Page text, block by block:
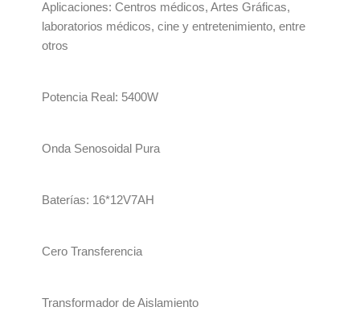
Aplicaciones: Centros médicos, Artes Gráficas,
laboratorios médicos, cine y entretenimiento, entre
otros
Potencia Real: 5400W
Onda Senosoidal Pura
Baterías: 16*12V7AH
Cero Transferencia
Transformador de Aislamiento